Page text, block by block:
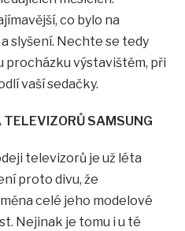
co bylo na
slyšení. Nechte se tedy
výstavištěm, při
vaší sedačky.
SAMSUNG
televizorů je už léta
proto divu, že
celé jeho modelové
Nejinak je tomu i u té